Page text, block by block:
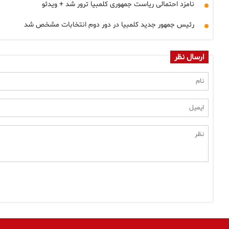
نامزد احتمالی ریاست جمهوری کلمبیا ترور شد + ویدئو
رئیس جمهور جدید کلمبیا در دور دوم انتخابات مشخص شد
ارسال نظر